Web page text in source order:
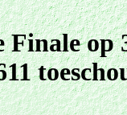
Finaleop